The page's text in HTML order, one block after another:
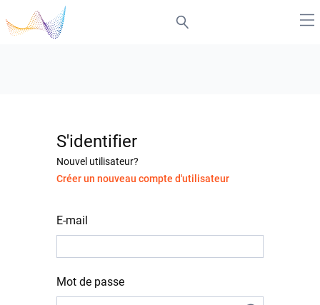
S'identifier
Nouvel utilisateur?
Créer un nouveau compte d'utilisateur
E-mail
Mot de passe